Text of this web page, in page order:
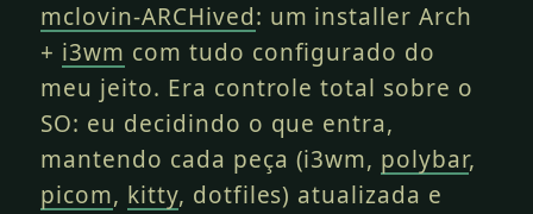
mclovin-ARCHived: um installer Arch
+ i3wm com tudo configurado do
meu jeito. Era controle total sobre o
SO: eu decidindo o que entra,
mantendo cada peça (i3wm, polybar,
picom, kitty, dotfiles) atualizada e